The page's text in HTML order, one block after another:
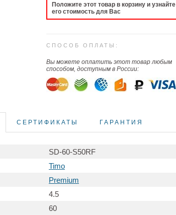
Положите этот товар в корзину и узнайте
его стоимость для Вас
СПОСОБ ОПЛАТЫ:
Вы можете оплатить этот товар любым
способом, доступным в России:
СЕРТИФИКАТЫ ГАРАНТИЯ
SD-60-S50RF
Timo
Premium
4.5
60